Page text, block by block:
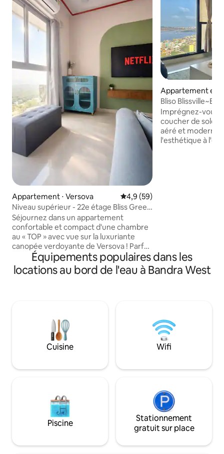
Appartement ⋅ Versova Évaluation moyenne sur la
4,9 (59)
Niveau supérieur - 22e étage Bliss Green
Serenity !
Séjournez dans un appartement
confortable et compact d'une chambre
au « TOP » avec vue sur la luxuriante
canopée verdoyante de Versova ! Parfait
pour 2 personnes ! Lumineux, aéré et
paisible, ce logement est baigné de
lumière naturelle : une retraite apaisante
plage de Versova, des cafés accueillants
et de la vie nocturne animée de Mumbai,
il offre le parfait équilibre entre confort,
charme et commodité. Détendez-vous,
paix votre maison loin de chez vous :)
Appartement en
⋅ Versova
Bliso Blissville~En
2 chambres de
Imprégnez-vous
coucher de soleil
aéré et moderne !
l'esthétique à l'état pur✨
travail, les
touristes et ceux
loisirs de luxe🌟
Équipements populaires dans les
locations au bord de l'eau à Bandra West
Cuisine Wifi
Piscine
Stationnement
gratuit sur place